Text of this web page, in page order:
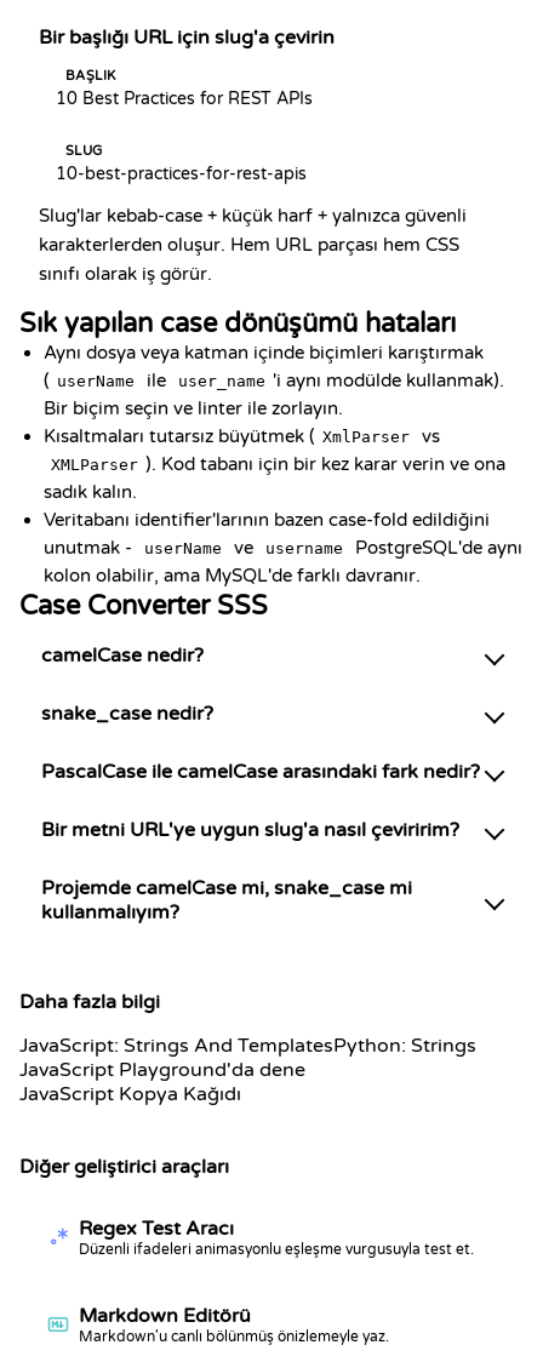
Bir başlığı URL için slug'a çevirin
BAŞLIK
10 Best Practices for REST APIs
SLUG
10-best-practices-for-rest-apis
Slug'lar kebab-case + küçük harf + yalnızca güvenli
karakterlerden oluşur. Hem URL parçası hem CSS
sınıfı olarak iş görür.
Sık yapılan case dönüşümü hataları
Aynı dosya veya katman içinde biçimleri karıştırmak
( userName ile user_name 'i aynı modülde kullanmak).
Bir biçim seçin ve linter ile zorlayın.
Kısaltmaları tutarsız büyütmek ( XmlParser vs
XMLParser ). Kod tabanı için bir kez karar verin ve ona
sadık kalın.
Veritabanı identifier'larının bazen case-fold edildiğini
unutmak -
userName ve username
PostgreSQL'de aynı
kolon olabilir, ama MySQL'de farklı davranır.
Case Converter SSS
camelCase nedir?
snake_case nedir?
PascalCase ile camelCase arasındaki fark nedir?
Bir metni URL'ye uygun slug'a nasıl çeviririm?
Projemde camelCase mi, snake_case mi
kullanmalıyım?
Daha fazla bilgi
JavaScript: Strings And TemplatesPython: Strings
JavaScript Playground'da dene
JavaScript Kopya Kağıdı
Diğer geliştirici araçları
Regex Test Aracı
Düzenli ifadeleri animasyonlu eşleşme vurgusuyla test et.
Markdown Editörü
Markdown'u canlı bölünmüş önizlemeyle yaz.